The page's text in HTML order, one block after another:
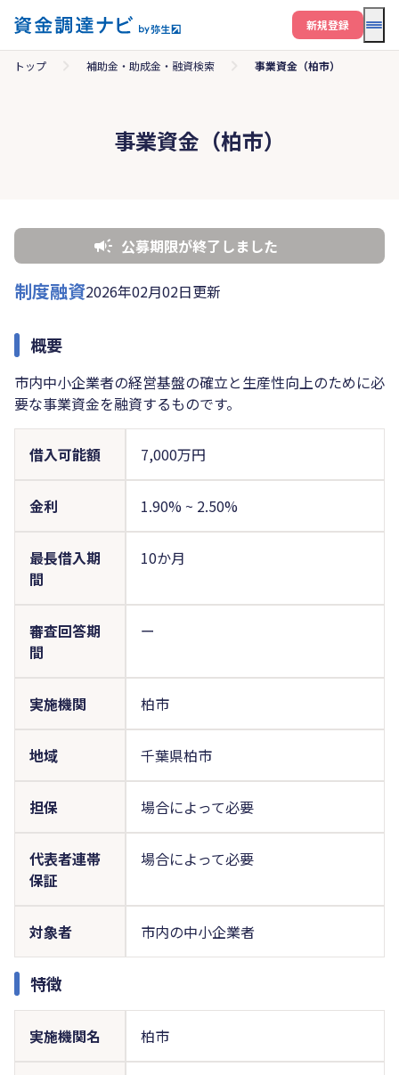
メ
新規登録
トップ 補助金・助成金・融資検索 事業資金（柏市）
事業資金（柏市）
公募期限が終了しました
制度融資2026年02月02日更新
概要
市内中小企業者の経営基盤の確立と生産性向上のために必
要な事業資金を融資するものです。
借入可能額 7,000万円
金利 1.90% ~ 2.50%
最長借入期
間
10か月
審査回答期
間
ー
実施機関 柏市
地域 千葉県柏市
担保 場合によって必要
代表者連帯
保証
場合によって必要
対象者 市内の中小企業者
特徴
実施機関名 柏市